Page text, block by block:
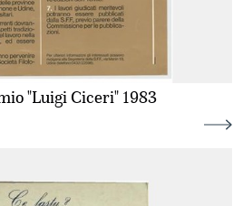
"Luigi Ciceri" 1983